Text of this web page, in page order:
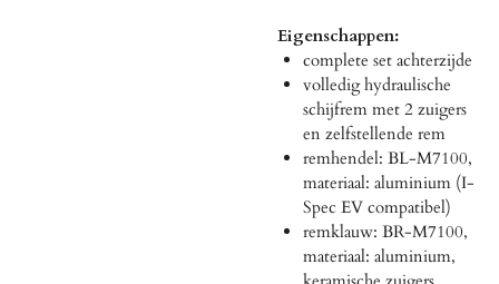
Eigenschappen:
complete set achterzijde
volledig hydraulische
schijfrem met 2 zuigers
en zelfstellende rem
remhendel: BL-M7100,
materiaal: aluminium (I-
Spec EV compatibel)
remklauw: BR-M7100,
materiaal: aluminium,